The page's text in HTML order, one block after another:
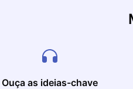
Ouça as ideias-chave